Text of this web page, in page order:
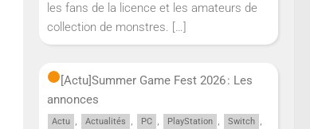
les fans de la licence et les amateurs de
collection de monstres. […]
[Actu]Summer Game Fest 2026 : Les
annonces
Actu , Actualités , PC , PlayStation , Switch ,